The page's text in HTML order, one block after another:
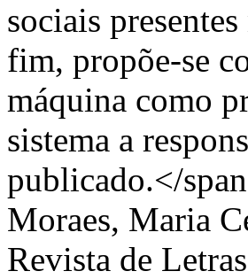
sociais
fim, propõe-se
máquina como
sistema a
publicado.</
Moraes, Maria
Revista de